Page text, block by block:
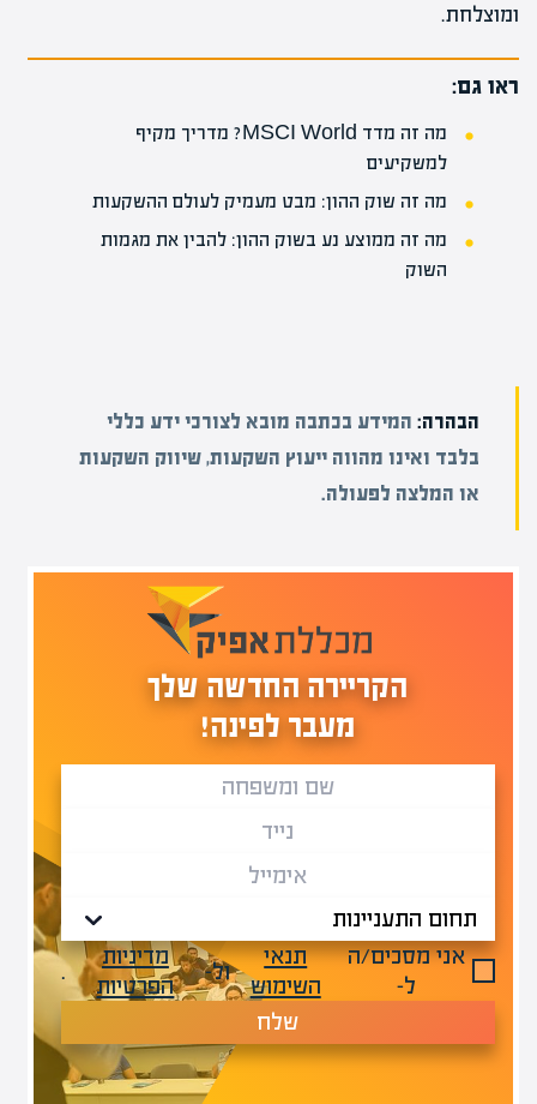
ומוצלחת.
ראו גם:
מה זה מדד MSCI World? מדריך מקיף
למשקיעים
מה זה שוק ההון: מבט מעמיק לעולם ההשקעות
מה זה ממוצע נע בשוק ההון: להבין את מגמות
השוק
הבהרה: המידע בכתבה מובא לצורכי ידע כללי
בלבד ואינו מהווה ייעוץ השקעות, שיווק השקעות
או המלצה לפעולה.
הקריירה החדשה שלך
מעבר לפינה!
אני מסכים/ה
ל-
תנאי
השימוש
ול-
מדיניות
הפרטיות
.
שלח